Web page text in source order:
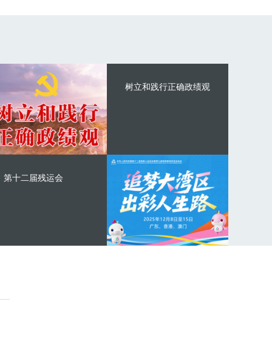
树立和践行正确政绩观
第十二届残运会